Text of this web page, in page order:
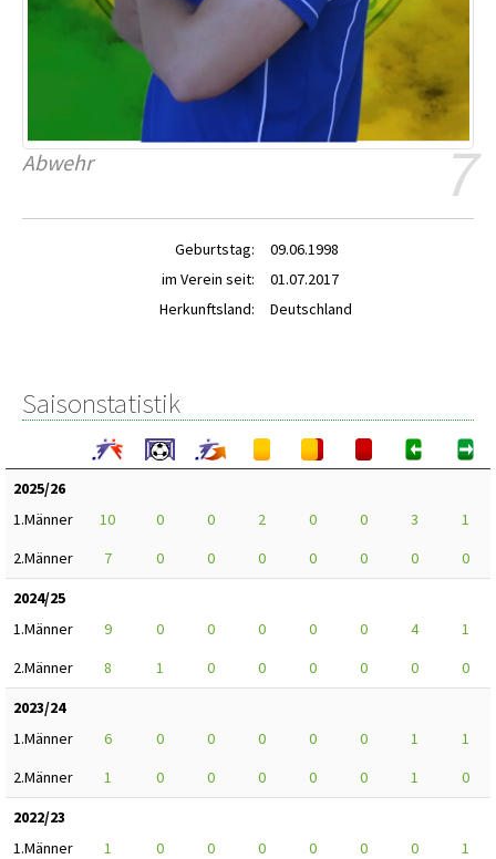
7
Abwehr
Geburtstag:
09.06.1998
im Verein seit:
01.07.2017
Herkunftsland:
Deutschland
Saisonstatistik
2025/26
1.Männer
10 0 0 2 0 0 3
1
2.Männer
7 0 0 0 0 0 0
0
2024/25
1.Männer
9 0 0 0 0 0 4
1
2.Männer
8 1 0 0 0 0 0
0
2023/24
1.Männer
6 0 0 0 0 0 1
1
2.Männer
1 0 0 0 0 0 1
0
2022/23
1.Männer
1 0 0 0 0 0 0
1